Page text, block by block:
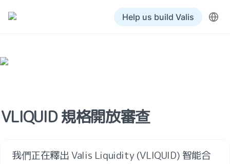
Help us build Valis
VLIQUID 規格開放審查
我們正在釋出 Valis Liquidity (VLIQUID) 智能合